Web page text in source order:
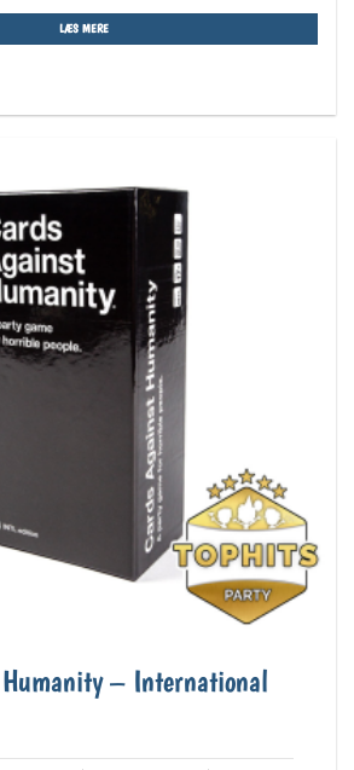
pris
224,10 kr..
LÆS MERE
– International